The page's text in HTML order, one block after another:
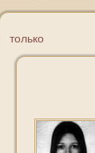
только